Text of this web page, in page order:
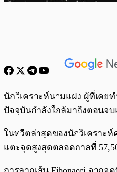
พร้อมเล่น
นักวิเคราะห์นามแฝง ผู้ที่เคย
ปัจจุบันกำลังใกล้มาถึงตอนจบ
ในทวีตล่าสุดของนักวิเคราะห์
แตะจุดสูงสุดตลอดกาลที่